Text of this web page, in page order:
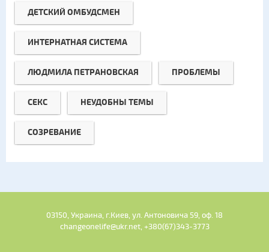
ДЕТСКИЙ ОМБУДСМЕН
ИНТЕРНАТНАЯ СИСТЕМА
ЛЮДМИЛА ПЕТРАНОВСКАЯ ПРОБЛЕМЫ
СЕКС НЕУДОБНЫ ТЕМЫ
СОЗРЕВАНИЕ
03150, Украина, г.Киев, ул. Антоновича 59, оф. 18
changeonelife@ukr.net, +380(67)343-3773